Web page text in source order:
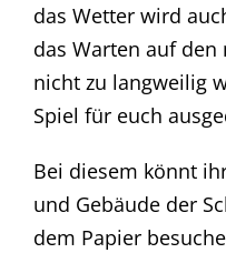
das Wetter wird
das Warten auf den
nicht zu langweilig
Spiel für euch
Bei diesem könnt
und Gebäude der
dem Papier